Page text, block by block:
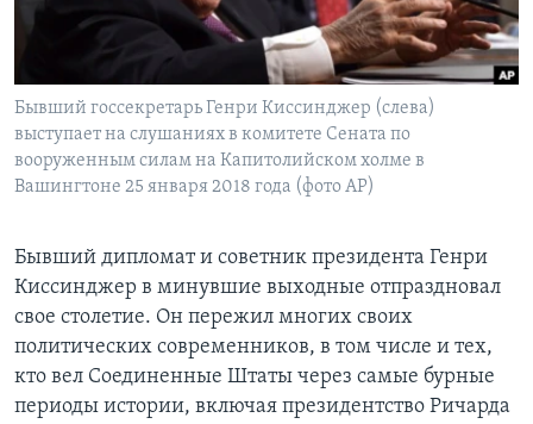
Learning English
СОЦИАЛЬНЫЕ СЕТИ
Бывший госсекретарь Генри Киссинджер (слева)
выступает на слушаниях в комитете Сената по
вооруженным силам на Капитолийском холме в
Вашингтоне 25 января 2018 года (фото AP)
Бывший дипломат и советник президента Генри
Киссинджер в минувшие выходные отпраздновал
свое столетие. Он пережил многих своих
политических современников, в том числе и тех,
кто вел Соединенные Штаты через самые бурные
периоды истории, включая президентство Ричарда